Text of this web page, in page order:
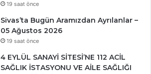
19 saat önce
Sivas’ta Bugün Aramızdan Ayrılanlar –
05 Ağustos 2026
19 saat önce
4 EYLÜL SANAYİ SİTESİ’NE 112 ACİL
SAĞLIK İSTASYONU VE AİLE SAĞLIĞI